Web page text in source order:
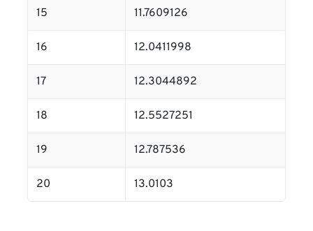
15 11.7609126
16 12.0411998
17 12.3044892
18 12.5527251
19 12.787536
20 13.0103